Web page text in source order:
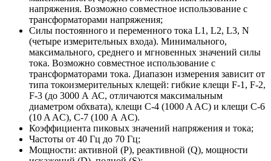
напряжения. Возможно совместное использование с
трансформаторами напряжения;
Силы постоянного и переменного тока L1, L2, L3, N
(четыре измерительных входа). Минимального,
максимального, среднего и мгновенных значений силы
тока. Возможно совместное использование с
трансформаторами тока. Диапазон измерения зависит от
типа токоизмерительных клещей: гибкие клещи F-1, F-2,
F-3 (до 3000 А АС, отличаются максимальным
диаметром обхвата), клещи C-4 (1000 A AC) и клещи C-6
(10 A AC), C-7 (100 А AC).
Коэффициента пиковых значений напряжения и тока;
Частоты от 40 Гц до 70 Гц;
Мощности: активной (P), реактивной (Q), мощности